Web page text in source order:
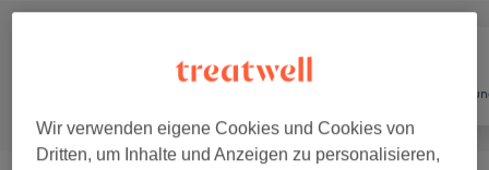
Wir verwenden eigene Cookies und Cookies von
Dritten, um Inhalte und Anzeigen zu personalisieren,